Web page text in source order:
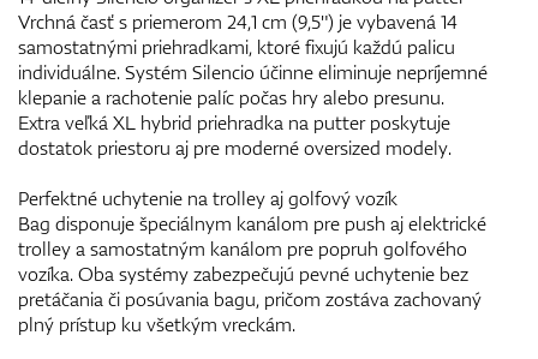
Vrchná časť s priemerom 24,1 cm (9,5") je vybavená 14
samostatnými priehradkami, ktoré fixujú každú palicu
individuálne. Systém Silencio účinne eliminuje nepríjemné
klepanie a rachotenie palíc počas hry alebo presunu.
Extra veľká XL hybrid priehradka na putter poskytuje
dostatok priestoru aj pre moderné oversized modely.
Perfektné uchytenie na trolley aj golfový vozík
Bag disponuje špeciálnym kanálom pre push aj elektrické
trolley a samostatným kanálom pre popruh golfového
vozíka. Oba systémy zabezpečujú pevné uchytenie bez
pretáčania či posúvania bagu, pričom zostáva zachovaný
plný prístup ku všetkým vreckám.